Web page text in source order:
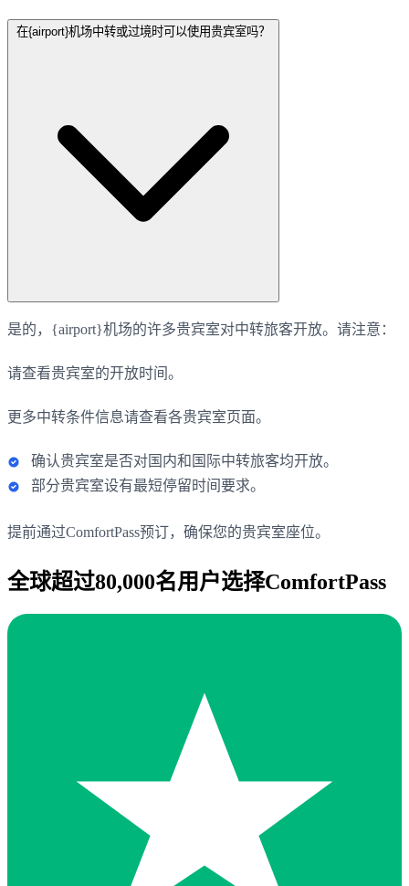
在{airport}机场中转或过境时可以使用贵宾室吗？
是的，{airport}机场的许多贵宾室对中转旅客开放。请注意：
请查看贵宾室的开放时间。
更多中转条件信息请查看各贵宾室页面。
确认贵宾室是否对国内和国际中转旅客均开放。
部分贵宾室设有最短停留时间要求。
提前通过ComfortPass预订，确保您的贵宾室座位。
全球超过80,000名用户选择ComfortPass